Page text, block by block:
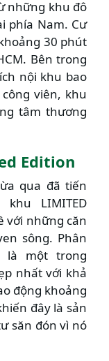
những khu đô
phía Nam. Cư
30 phút
Bên trong
nội khu bao
viên, khu
tâm thương
Edition
qua đã tiến
LIMITED
với những căn
sông. Phân
là một trong
nhất với khả
động khoảng
đây là sản
săn đón vì nó